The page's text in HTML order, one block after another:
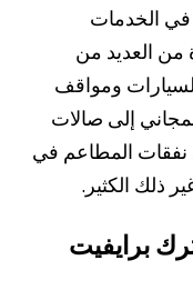
في الخدمات
من العديد من
ومواقف
إلى صالات
نفقات المطاعم في
ذلك الكثير.
برايفيت